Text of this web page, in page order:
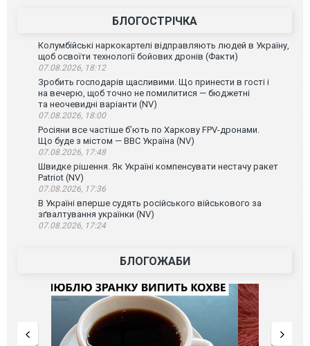
БЛОГОСТРІЧКА
Колумбійські наркокартелі відправляють людей в Україну,
щоб освоїти технології бойових дронів (Факти)
07.08.2026, 18:12
Зробить господарів щасливими. Що принести в гості і
на вечерю, щоб точно не помилитися — бюджетні
та неочевидні варіанти (NV)
07.08.2026, 18:00
Росіяни все частіше бʼють по Харкову FPV-дронами.
Що буде з містом — ВВС Україна (NV)
07.08.2026, 17:48
Швидке рішення. Як Україні компенсувати нестачу ракет
Patriot (NV)
07.08.2026, 17:36
В Україні вперше судять російського військового за
зґвалтування українки (NV)
07.08.2026, 17:24
БЛОГОЖАБИ